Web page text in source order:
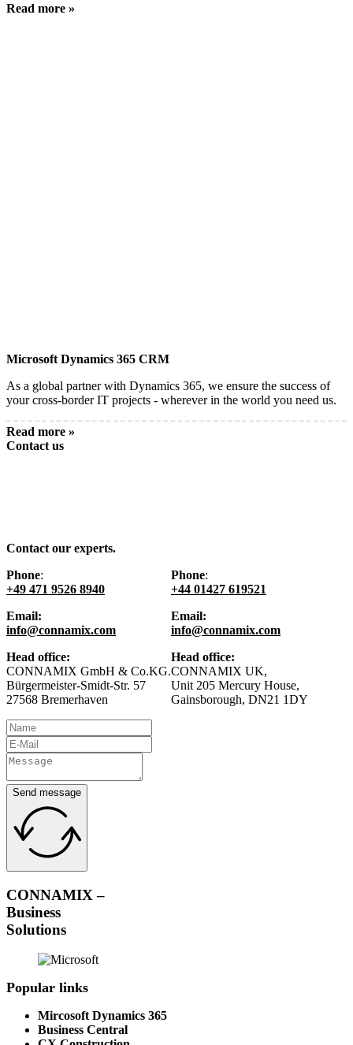
Read more »
Microsoft Dynamics 365 CRM
As a global partner with Dynamics 365, we ensure the success of
your cross-border IT projects - wherever in the world you need us.
Read more »
Contact us
Contact our experts.
Phone:
+49 471 9526 8940
Email:
info@connamix.com
Head office:
CONNAMIX GmbH & Co.KG.
Bürgermeister-Smidt-Str. 57
27568 Bremerhaven
Phone:
+44 01427 619521
Email:
info@connamix.com
Head office:
CONNAMIX UK,
Unit 205 Mercury House,
Gainsborough, DN21 1DY
Send message
CONNAMIX –
Business
Solutions
Popular links
Mircosoft Dynamics 365
Business Central